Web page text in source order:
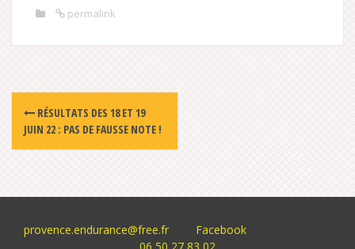
permalink
Post
navigation
RÉSULTATS DES 18 ET 19
JUIN 22 : PAS DE FAUSSE NOTE !
provence.endurance@free.fr
Facebook